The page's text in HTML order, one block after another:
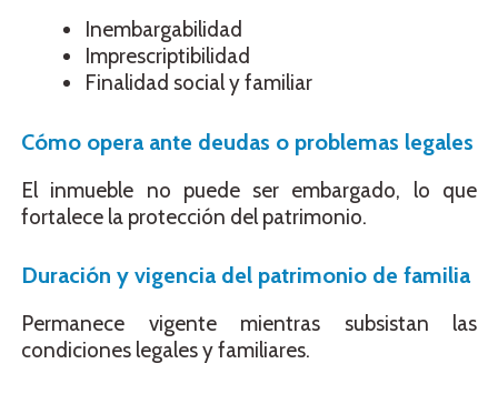
Inembargabilidad
Imprescriptibilidad
Finalidad social y familiar
Cómo opera ante deudas o problemas legales
El inmueble no puede ser embargado, lo que
fortalece la protección del patrimonio.
Duración y vigencia del patrimonio de familia
Permanece vigente mientras subsistan las
condiciones legales y familiares.